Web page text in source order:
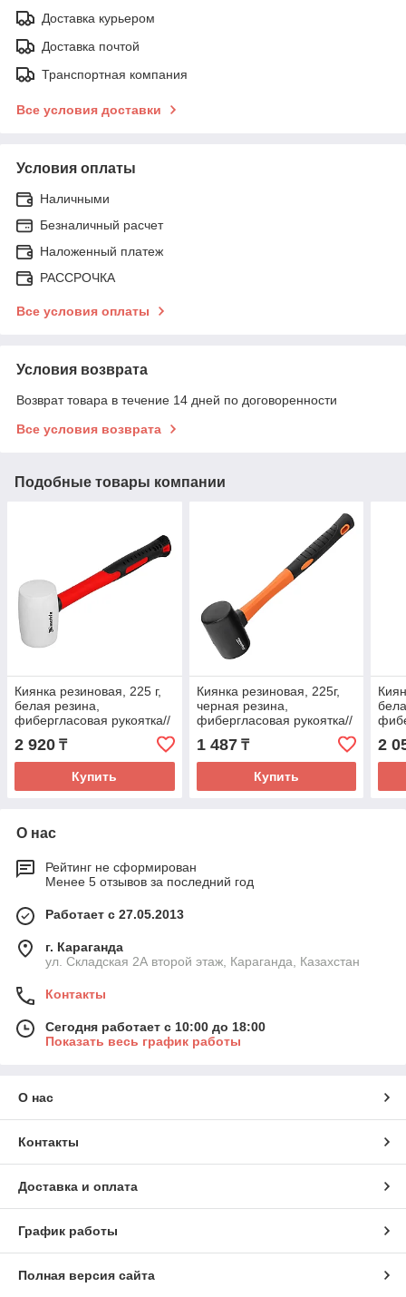
Доставка курьером
Доставка почтой
Транспортная компания
Все условия доставки
Условия оплаты
Наличными
Безналичный расчет
Наложенный платеж
РАССРОЧКА
Все условия оплаты
Условия возврата
Возврат товара в течение 14 дней по договоренности
Все условия возврата
Подобные товары компании
Киянка резиновая, 225 г,
белая резина,
фибергласовая рукоятка//
2 920 ₸
Купить
Киянка резиновая, 225г,
черная резина,
фибергласовая рукоятка//
1 487₸
Купить
2
О нас
Рейтинг не сформирован
Менее 5 отзывов за последний год
Работает с 27.05.2013
г. Караганда
ул. Складская 2А второй этаж, Караганда, Казахстан
Контакты
Сегодня работает с 10:00 до 18:00
Показать весь график работы
О нас
Контакты
Доставка и оплата
График работы
Полная версия сайта